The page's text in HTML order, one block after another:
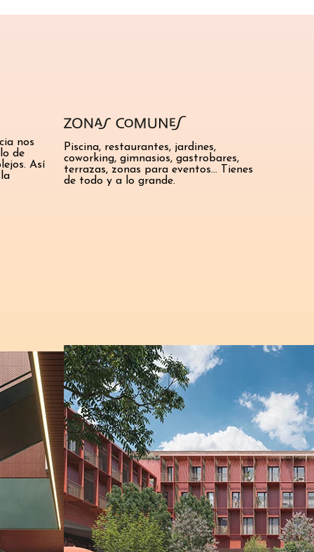
nos
de
Así
Piscina, restaurantes, jardines,
coworking, gimnasios, gastrobares,
terrazas, zonas para eventos… Tienes
de todo y a lo grande.